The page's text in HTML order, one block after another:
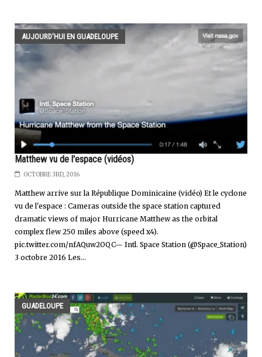
AUJOURD'HUI EN GUADELOUPE
Matthew vu de l'espace (vidéos)
OCTOBRE 3RD, 2016
Matthew arrive sur la République Dominicaine (vidéo) Et le cyclone
vu de l'espace : Cameras outside the space station captured
dramatic views of major Hurricane Matthew as the orbital
complex flew 250 miles above (speed x4).
pic.twitter.com/nfAQuw2OQC— Intl. Space Station (@Space_Station)
3 octobre 2016 Les...
GUADELOUPE